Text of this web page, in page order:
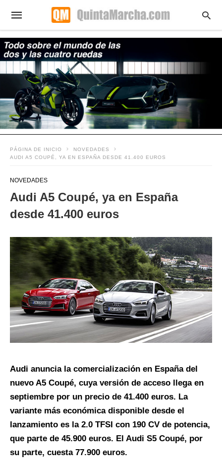
PÁGINA DE INICIO
NOVEDADES
AUDI A5 COUPÉ, YA EN ESPAÑA DESDE 41.400 EUROS
NOVEDADES
Audi A5 Coupé, ya en España
desde 41.400 euros
Audi anuncia la comercialización en España del
nuevo A5 Coupé, cuya versión de acceso llega en
septiembre por un precio de 41.400 euros. La
variante más económica disponible desde el
lanzamiento es la 2.0 TFSI con 190 CV de potencia,
que parte de 45.900 euros. El Audi S5 Coupé, por
su parte, cuesta 77.900 euros.